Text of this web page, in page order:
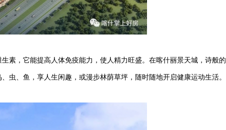
素，它能提高人体免疫能力，使人精力旺盛。在喀什丽景天城，诗般的
虫、鱼，享人生闲趣，或漫步林荫草坪，随时随地开启健康运动生活。